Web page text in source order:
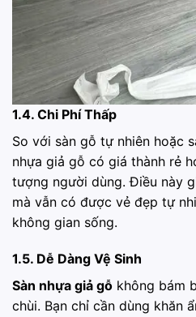
1.4. Chi Phí Thấp
So với sàn gỗ tự nhiên hoặc
nhựa giả gỗ có giá thành rẻ
tượng người dùng. Điều này
mà vẫn có được vẻ đẹp tự
không gian sống.
1.5. Dễ Dàng Vệ Sinh
Sàn nhựa giả gỗ không bám
chùi. Bạn chỉ cần dùng khăn